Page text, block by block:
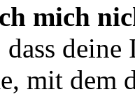
mich
mit dem